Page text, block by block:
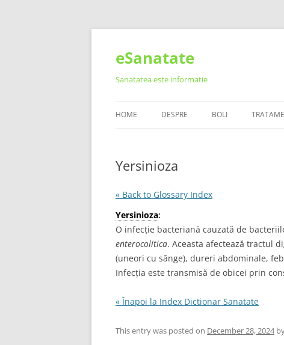
Skip
eSanatate
Sanatatea este informatie
HOME DESPRE BOLI
Yersinioza
« Back to Glossary Index
Yersinioza:
O infecție bacteriană cauzată de
enterocolitica. Aceasta afectează tractul
(uneori cu sânge), dureri abdominale,
Infecția este transmisă de obicei prin
« Înapoi la Index Dictionar Sanatate
This entry was posted on December 28, 2024